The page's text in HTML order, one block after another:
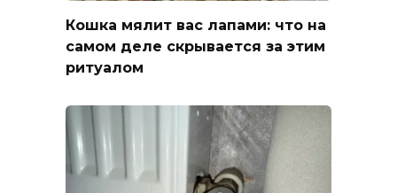
Кошка мялит вас лапами: что на
самом деле скрывается за этим
ритуалом